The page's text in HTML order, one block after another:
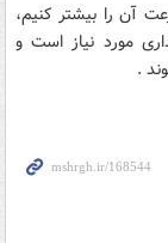
آن را بیشتر کنیم،
مورد نیاز است و
.